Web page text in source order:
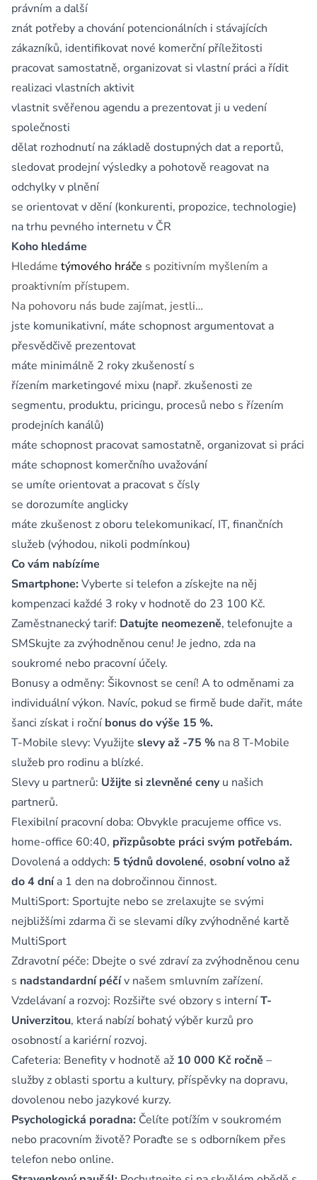
právním a další
znát potřeby a chování potencionálních i stávajících
zákazníků, identifikovat nové komerční příležitosti
pracovat samostatně, organizovat si vlastní práci a řídit
realizaci vlastních aktivit
vlastnit svěřenou agendu a prezentovat ji u vedení
společnosti
dělat rozhodnutí na základě dostupných dat a reportů,
sledovat prodejní výsledky a pohotově reagovat na
odchylky v plnění
se orientovat v dění (konkurenti, propozice, technologie)
na trhu pevného internetu v ČR
Koho hledáme
Hledáme týmového hráče s pozitivním myšlením a
proaktivním přístupem.
Na pohovoru nás bude zajímat, jestli…
jste komunikativní, máte schopnost argumentovat a
přesvědčivě prezentovat
máte minimálně 2 roky zkušeností s
řízením marketingové mixu (např. zkušenosti ze
segmentu, produktu, pricingu, procesů nebo s řízením
prodejních kanálů)
máte schopnost pracovat samostatně, organizovat si práci
máte schopnost komerčního uvažování
se umíte orientovat a pracovat s čísly
se dorozumíte anglicky
máte zkušenost z oboru telekomunikací, IT, finančních
služeb (výhodou, nikoli podmínkou)
Co vám nabízíme
Smartphone: Vyberte si telefon a získejte na něj
kompenzaci každé 3 roky v hodnotě do 23 100 Kč.
Zaměstnanecký tarif: Datujte neomezeně, telefonujte a
SMSkujte za zvýhodněnou cenu! Je jedno, zda na
soukromé nebo pracovní účely.
Bonusy a odměny: Šikovnost se cení! A to odměnami za
individuální výkon. Navíc, pokud se firmě bude dařit, máte
šanci získat i ročníbonus do výše 15 %.
T-Mobile slevy: Využijte slevy až -75 % na 8 T-Mobile
služeb pro rodinu a blízké.
Slevy u partnerů: Užijte si zlevněné cenyu našich
partnerů.
Flexibilní pracovní doba: Obvykle pracujeme office vs.
home-office 60:40, přizpůsobte práci svým potřebám.
Dovolená a oddych: 5 týdnů dovolené, osobní volno až
do 4 dnía 1 den na dobročinnou činnost.
MultiSport: Sportujte nebo se zrelaxujte se svými
nejbližšími zdarma či se slevami díky zvýhodněné kartě
MultiSport
Zdravotní péče: Dbejte o své zdraví za zvýhodněnou cenu
s nadstandardní péčív našem smluvním zařízení.
Vzdelávaní a rozvoj: Rozšiřte své obzory s interníT-
Univerzitou, která nabízí bohatý výběr kurzů pro
osobností a kariérní rozvoj.
Cafeteria: Benefity v hodnotě až 10 000 Kč ročně –
služby z oblasti sportu a kultury, příspěvky na dopravu,
dovolenou nebo jazykové kurzy.
Psychologická poradna: Čelíte potížím v soukromém
nebo pracovním životě? Poraďte se s odborníkem přes
telefon nebo online.